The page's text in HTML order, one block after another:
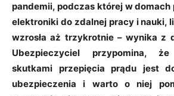
pandemii, podczas której w domach
elektroniki do zdalnej pracy i nauki,
wzrosła aż trzykrotnie – wynika z
Ubezpieczyciel przypomina,
skutkami przepięcia prądu jest
ubezpieczenia i warto o niej